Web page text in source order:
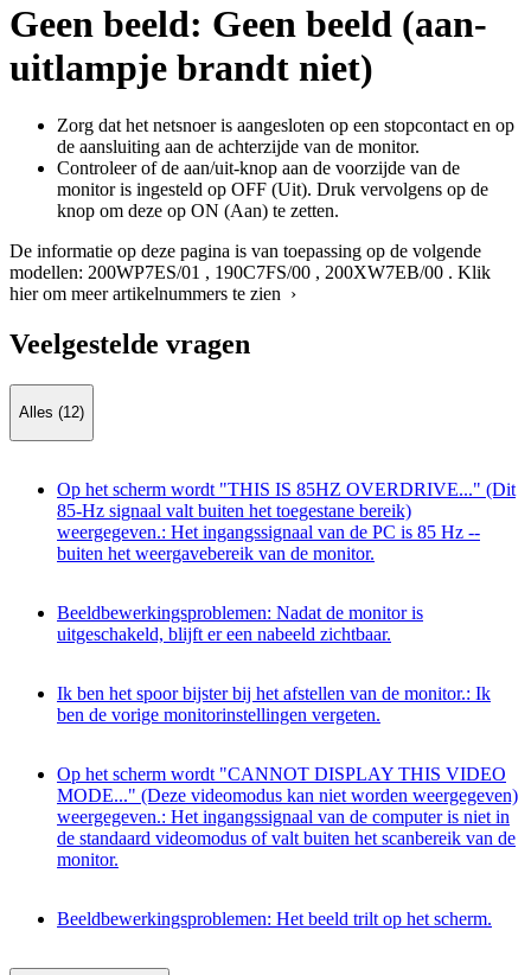
Geen beeld: Geen beeld (aan-
uitlampje brandt niet)
Zorg dat het netsnoer is aangesloten op een stopcontact en op
de aansluiting aan de achterzijde van de monitor.
Controleer of de aan/uit-knop aan de voorzijde van de
monitor is ingesteld op OFF (Uit). Druk vervolgens op de
knop om deze op ON (Aan) te zetten.
De informatie op deze pagina is van toepassing op de volgende
modellen: 200WP7ES/01 , 190C7FS/00 , 200XW7EB/00 . Klik
hier om meer artikelnummers te zien ›
Veelgestelde vragen
Alles (12)
Op het scherm wordt "THIS IS 85HZ OVERDRIVE..." (Dit
85-Hz signaal valt buiten het toegestane bereik)
weergegeven.: Het ingangssignaal van de PC is 85 Hz --
buiten het weergavebereik van de monitor.
Beeldbewerkingsproblemen: Nadat de monitor is
uitgeschakeld, blijft er een nabeeld zichtbaar.
Ik ben het spoor bijster bij het afstellen van de monitor.: Ik
ben de vorige monitorinstellingen vergeten.
Op het scherm wordt "CANNOT DISPLAY THIS VIDEO
MODE..." (Deze videomodus kan niet worden weergegeven)
weergegeven.: Het ingangssignaal van de computer is niet in
de standaard videomodus of valt buiten het scanbereik van de
monitor.
Beeldbewerkingsproblemen: Het beeld trilt op het scherm.